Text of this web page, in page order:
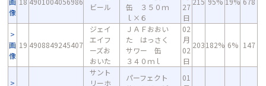
像
ビール
缶 ３５０ｍ
ｌ×６
27
日
画
像
19 4908849245407
ジェイ
エイフ
ーズお
おいた
ＪＡＦおおい
た はっさく
サワー 缶
３４０ｍｌ
02
月
02
日
203182% 6% 147
サント
リーホ
パーフェクト
01